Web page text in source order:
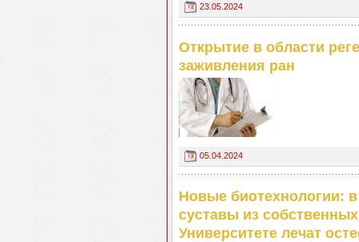
23.05.2024
Открытие в области
заживления ран
05.04.2024
Новые биотехнологии:
суставы из
Университете лечат